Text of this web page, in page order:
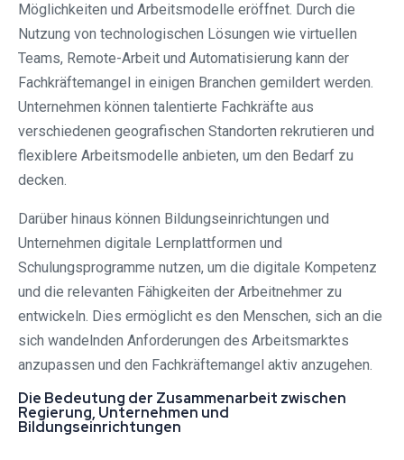
Möglichkeiten und Arbeitsmodelle eröffnet. Durch die
Nutzung von technologischen Lösungen wie virtuellen
Teams, Remote-Arbeit und Automatisierung kann der
Fachkräftemangel in einigen Branchen gemildert werden.
Unternehmen können talentierte Fachkräfte aus
verschiedenen geografischen Standorten rekrutieren und
flexiblere Arbeitsmodelle anbieten, um den Bedarf zu
decken.
Darüber hinaus können Bildungseinrichtungen und
Unternehmen digitale Lernplattformen und
Schulungsprogramme nutzen, um die digitale Kompetenz
und die relevanten Fähigkeiten der Arbeitnehmer zu
entwickeln. Dies ermöglicht es den Menschen, sich an die
sich wandelnden Anforderungen des Arbeitsmarktes
anzupassen und den Fachkräftemangel aktiv anzugehen.
Die Bedeutung der Zusammenarbeit zwischen
Regierung, Unternehmen und
Bildungseinrichtungen